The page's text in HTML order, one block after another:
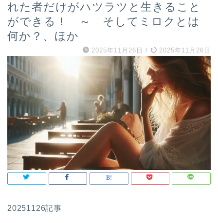
れた者だけがハツラツと生きること
ができる！ ～ そしてミロクとは
何か？、ほか
2025年11月26日 / 2025年11月26日
20251126記事